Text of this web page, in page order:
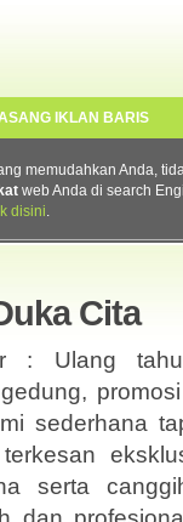
IKLAN BARIS
memudahkan Anda,
web Anda di search
disini.
Cita
Ulang tahun
sederhana
serta